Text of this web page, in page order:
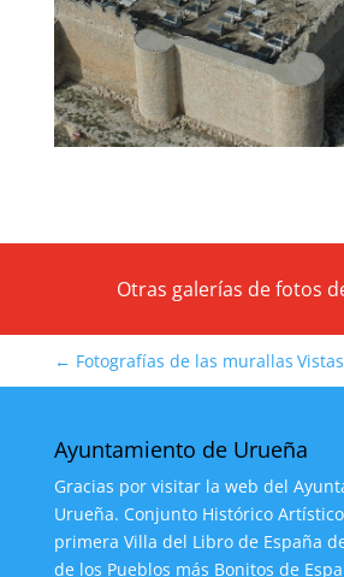
Otras galerías de fotos
← Fotografías de las murallas
Ayuntamiento de Urueña
Gracias por visitar la web del
Urueña. Conjunto Histórico
primera Villa del Libro de España
de los Pueblos más Bonitos de